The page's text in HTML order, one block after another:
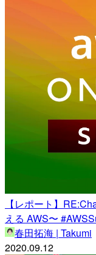
【レポート】
える AWS〜
春田拓海 | Takumi
2020.09.12